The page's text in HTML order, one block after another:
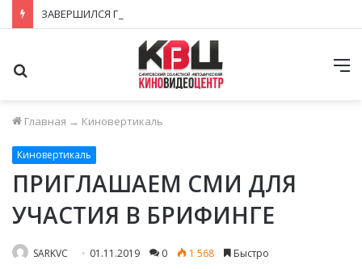
Главная → Киновертикаль
Киновертикаль
ПРИГЛАШАЕМ СМИ ДЛЯ
УЧАСТИЯ В БРИФИНГЕ
SARKVC 01.11.2019 0 1 568 Быстро